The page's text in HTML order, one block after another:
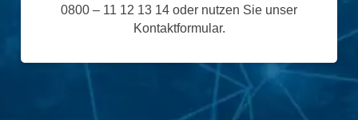
0800 – 11 12 13 14 oder nutzen Sie unser
Kontaktformular.